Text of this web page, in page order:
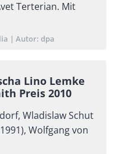
Terterian. Mit
Autor dpa
Lino Lemke
Preis 2010
Wladislaw Schut
Wolfgang von